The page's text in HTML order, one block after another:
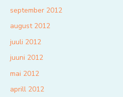
september 2012
august 2012
juuli 2012
juuni 2012
mai 2012
aprill 2012